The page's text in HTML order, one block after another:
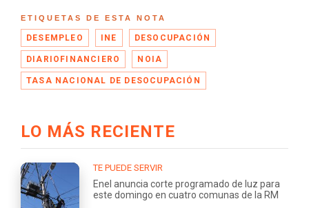
ETIQUETAS DE ESTA NOTA
DESEMPLEO INE DESOCUPACIÓN
DIARIOFINANCIERO NOIA
TASA NACIONAL DE DESOCUPACIÓN
LO MÁS RECIENTE
TE PUEDE SERVIR
Enel anuncia corte programado de luz para
este domingo en cuatro comunas de la RM